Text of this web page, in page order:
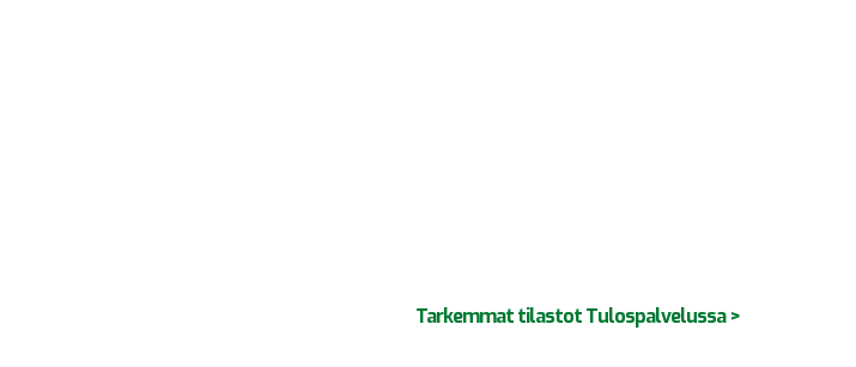
Tarkemmat tilastot Tulospalvelussa >